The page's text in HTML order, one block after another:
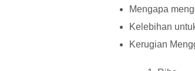
Mengapa
Kelebihan
Kerugian